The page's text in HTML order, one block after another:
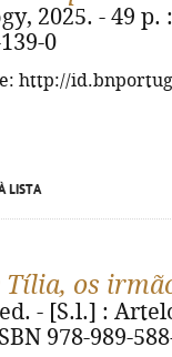
2025. - 49 p.
0
http://
LISTA
Tília, os
- [S.l.] :
978-989-